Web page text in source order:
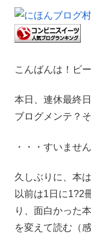
こんばんは！ビー
本日、連休最終
ブログメンテ？
・・・すいませ
久しぶりに、本
以前は1日に1?2
り、面白かった
を変えて読む（